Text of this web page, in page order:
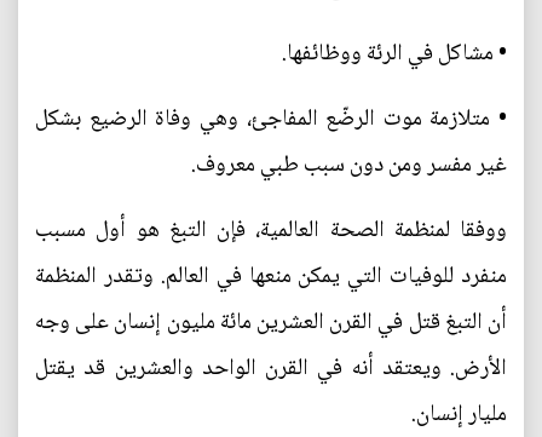
• مشاكل في الرئة ووظائفها.
• متلازمة موت الرضّع المفاجئ، وهي وفاة الرضيع بشكل
غير مفسر ومن دون سبب طبي معروف.
ووفقا لمنظمة الصحة العالمية، فإن التبغ هو أول مسبب
منفرد للوفيات التي يمكن منعها في العالم. وتقدر المنظمة
أن التبغ قتل في القرن العشرين مائة مليون إنسان على وجه
الأرض. ويعتقد أنه في القرن الواحد والعشرين قد يقتل
مليار إنسان.